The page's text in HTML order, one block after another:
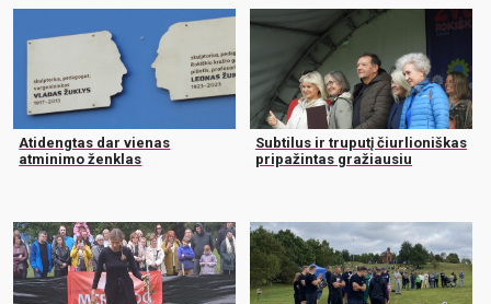
Atidengtas dar vienas
atminimo ženklas
Subtilus ir truputį čiurlioniškas
pripažintas gražiausiu